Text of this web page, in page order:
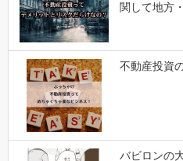
関して地方
不動産投資
バビロンの